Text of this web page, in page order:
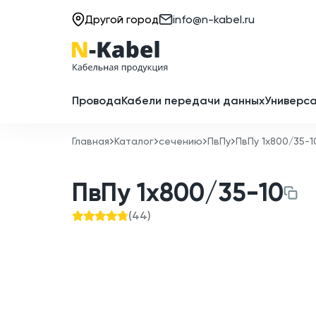
Другой город info@n-kabel.ru
ПроводаКабели передачи данных
Главная Каталог сечению ПвПу ПвПу 1x800/35-
ПвПу 1x800/35-10
(44)